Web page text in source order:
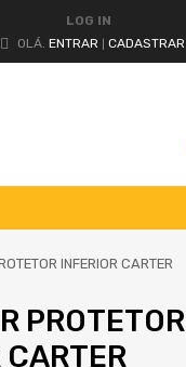
LOG IN
OLÁ. ENTRAR CADASTRAR
INFERIOR CARTER
PROTETOR
CARTER